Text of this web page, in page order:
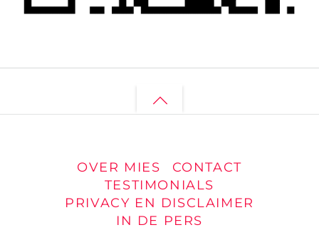
Back
OVER MIES
CONTACT
TESTIMONIALS
PRIVACY EN DISCLAIMER
IN DE PERS